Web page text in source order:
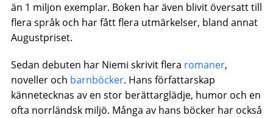
än 1 miljon exemplar. Boken har även blivit översatt till
flera språk och har fått flera utmärkelser, bland annat
Augustpriset.
Sedan debuten har Niemi skrivit flera romaner,
noveller och barnböcker. Hans författarskap
kännetecknas av en stor berättarglädje, humor och en
ofta norrländsk miljö. Många av hans böcker har också